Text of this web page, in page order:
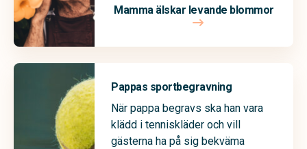
Mamma älskar levande blommor
Pappas sportbegravning
När pappa begravs ska han vara
klädd i tenniskläder och vill
gästerna ha på sig bekväma